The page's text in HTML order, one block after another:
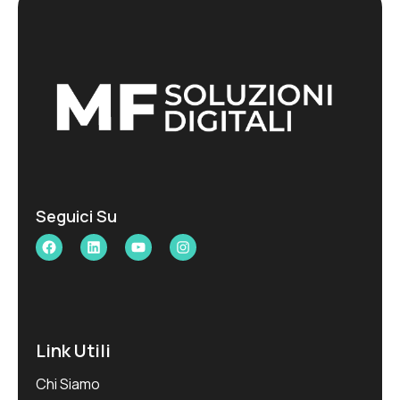
Seguici Su
Facebook
LinkedIn
YouTubeInstagram
Link Utili
Chi Siamo